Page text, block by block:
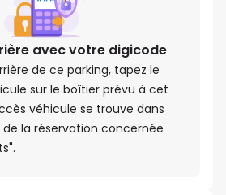
avec votre digicode
de ce parking, tapez le
sur le boîtier prévu à cet
véhicule se trouve dans
la réservation concernée